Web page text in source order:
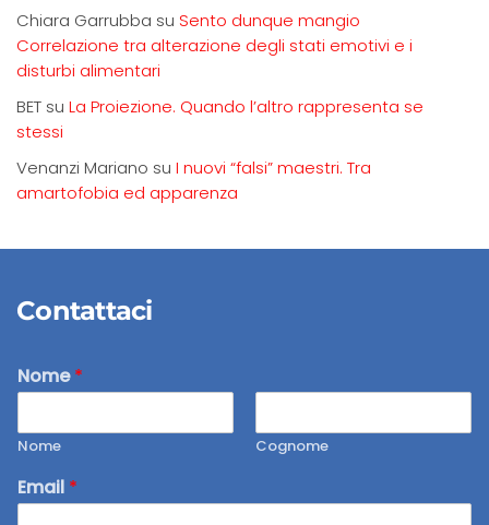
Chiara Garrubba su Sento dunque mangio
Correlazione tra alterazione degli stati emotivi e i
disturbi alimentari
BET su La Proiezione. Quando l’altro rappresenta se
stessi
Venanzi Mariano su I nuovi “falsi” maestri. Tra
amartofobia ed apparenza
Contattaci
Nome*
Nome Cognome
Email *